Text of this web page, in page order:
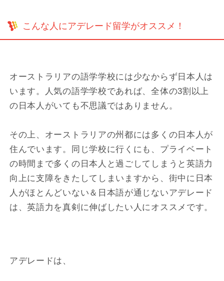
こんな人にアデレード留学がオススメ！
オーストラリアの語学学校には少なからず日本人は
います。人気の語学学校であれば、全体の3割以上
の日本人がいても不思議ではありません。
その上、オーストラリアの州都には多くの日本人が
住んでいます。同じ学校に行くにも、プライベート
の時間まで多くの日本人と過ごしてしまうと英語力
向上に支障をきたしてしまいますから、街中に日本
人がほとんどいない＆日本語が通じないアデレード
は、英語力を真剣に伸ばしたい人にオススメです。
アデレードは、